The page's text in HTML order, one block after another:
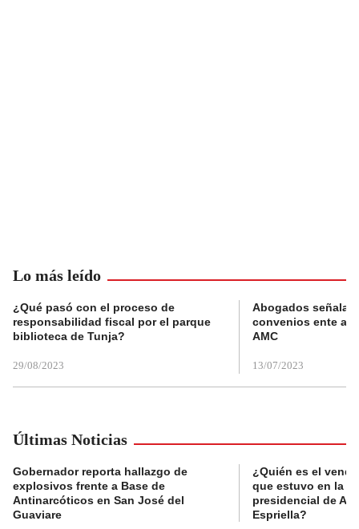
Lo más leído
¿Qué pasó con el proceso de
responsabilidad fiscal por el parque
biblioteca de Tunja?
29/08/2023
Abogados
convenios ente
AMC
13/07/2023
Últimas Noticias
Gobernador reporta hallazgo de
explosivos frente a Base de
Antinarcóticos en San José del
Guaviare
¿Quién es el
que estuvo en la
presidencial de
Espriella?